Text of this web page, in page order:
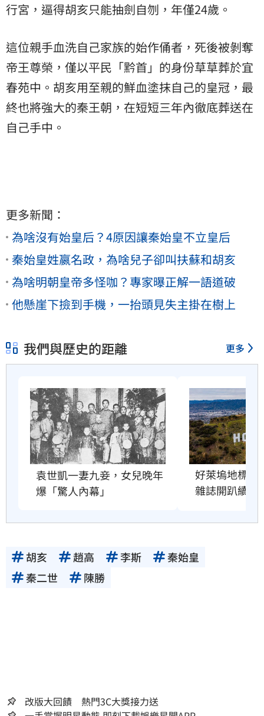
行宮，逼得胡亥只能抽劍自刎，年僅24歲。
這位親手血洗自己家族的始作俑者，死後被剝奪
帝王尊榮，僅以平民「黔首」的身份草草葬於宜
春苑中。胡亥用至親的鮮血塗抹自己的皇冠，最
終也將強大的秦王朝，在短短三年內徹底葬送在
自己手中。
更多新聞：
為啥沒有始皇后？4原因讓秦始皇不立皇后
秦始皇姓嬴名政，為啥兒子卻叫扶蘇和胡亥
為啥明朝皇帝多怪咖？專家曝正解一語道破
他懸崖下撿到手機，一抬頭見失主掛在樹上
我們與歷史的距離 更多
袁世凱一妻九妾，女兒晚年
爆「驚人內幕」
好萊塢地標恐
雜誌開趴續命
胡亥 趙高 李斯
秦始皇
秦二世
陳勝
改版大回饋 熱門3C大獎接力送